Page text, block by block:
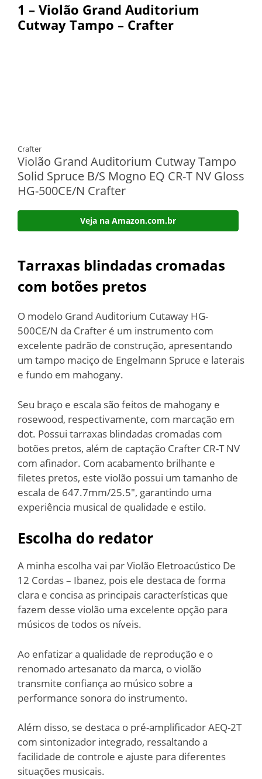
1 – Violão Grand Auditorium
Cutway Tampo – Crafter
Crafter
Violão Grand Auditorium Cutway Tampo
Solid Spruce B/S Mogno EQ CR-T NV Gloss
HG-500CE/N Crafter
Veja na Amazon.com.br
Tarraxas blindadas cromadas
com botões pretos
O modelo Grand Auditorium Cutaway HG-
500CE/N da Crafter é um instrumento com
excelente padrão de construção, apresentando
um tampo maciço de Engelmann Spruce e laterais
e fundo em mahogany.
Seu braço e escala são feitos de mahogany e
rosewood, respectivamente, com marcação em
dot. Possui tarraxas blindadas cromadas com
botões pretos, além de captação Crafter CR-T NV
com afinador. Com acabamento brilhante e
filetes pretos, este violão possui um tamanho de
escala de 647.7mm/25.5″, garantindo uma
experiência musical de qualidade e estilo.
Escolha do redator
A minha escolha vai par Violão Eletroacústico De
12 Cordas – Ibanez, pois ele destaca de forma
clara e concisa as principais características que
fazem desse violão uma excelente opção para
músicos de todos os níveis.
Ao enfatizar a qualidade de reprodução e o
renomado artesanato da marca, o violão
transmite confiança ao músico sobre a
performance sonora do instrumento.
Além disso, se destaca o pré-amplificador AEQ-2T
com sintonizador integrado, ressaltando a
facilidade de controle e ajuste para diferentes
situações musicais.